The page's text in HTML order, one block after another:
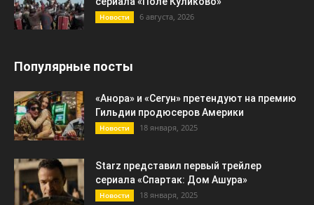
Новости 6 августа, 2026
Популярные посты
«Анора» и «Сегун» претендуют на премию
Гильдии продюсеров Америки
Новости 18 января, 2025
Starz представил первый трейлер
сериала «Спартак: Дом Ашура»
Новости 18 января, 2025